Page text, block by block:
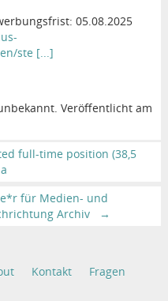
05.08.2025
ste [...]
Veröffentlicht am
full-time position (38,5
für Medien- und
Archiv
→
Kontakt Fragen